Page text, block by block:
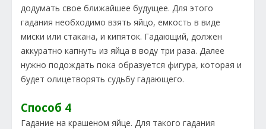
додумать свое ближайшее будущее. Для этого
гадания необходимо взять яйцо, емкость в виде
миски или стакана, и кипяток. Гадающий, должен
аккуратно капнуть из яйца в воду три раза. Далее
нужно подождать пока образуется фигура, которая и
будет олицетворять судьбу гадающего.
Способ 4
Гадание на крашеном яйце. Для такого гадания